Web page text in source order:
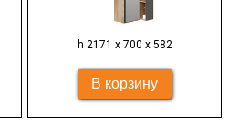
h 2171 х 700 х 582